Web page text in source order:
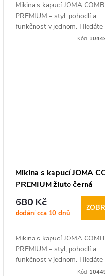
Mikina s kapucí JOMA COMBI
PREMIUM – styl, pohodlí a
funkčnost v jednom. Hledáte
univerzální mikinu, která
Kód:
Mikina s kapucí JOMA
PREMIUM žluto černá
680 Kč
dodání cca 10 dnů
Mikina s kapucí JOMA COMBI
PREMIUM – styl, pohodlí a
funkčnost v jednom. Hledáte
univerzální mikinu, která
Kód: